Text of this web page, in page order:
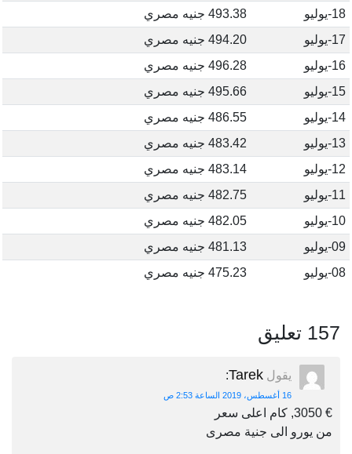
18-يوليو
493.38 جنيه مصري
17-يوليو
494.20 جنيه مصري
16-يوليو
496.28 جنيه مصري
15-يوليو
495.66 جنيه مصري
14-يوليو
486.55 جنيه مصري
13-يوليو
483.42 جنيه مصري
12-يوليو
483.14 جنيه مصري
11-يوليو
482.75 جنيه مصري
10-يوليو
482.05 جنيه مصري
09-يوليو
481.13 جنيه مصري
08-يوليو
475.23 جنيه مصري
157 تعليق
يقول Tarek
:
16 أغسطس، 2019 الساعة 2:53 ص
€ 3050, كام اعلى سعر
من يورو الى جنية مصرى